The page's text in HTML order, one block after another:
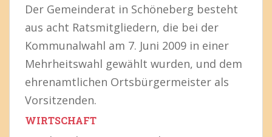
Der Gemeinderat in Schöneberg besteht
aus acht Ratsmitgliedern, die bei der
Kommunalwahl am 7. Juni 2009 in einer
Mehrheitswahl gewählt wurden, und dem
ehrenamtlichen Ortsbürgermeister als
Vorsitzenden.
WIRTSCHAFT